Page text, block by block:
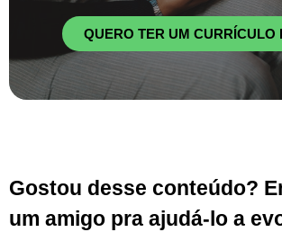
QUERO TER UM CURRÍCULO
Gostou desse conteúdo?
um amigo pra ajudá-lo a